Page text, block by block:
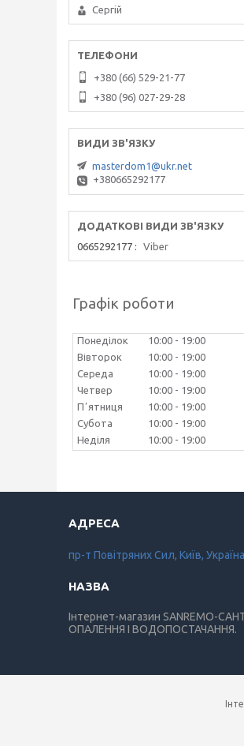
Сергiй
+380 (66) 529-21-77
+380 (96) 027-29-28
masterdom1@ukr.net
+380665292177
0665292177 Viber
Графік роботи
Понеділок 10:00
19:00
Вівторок
10:00
19:00
Середа
10:00
19:00
Четвер
10:00
19:00
Пʼятниця
10:00
19:00
Субота
10:00
19:00
Неділя
10:00 19:00
пр-т Повiтряних Сил, Київ, Україна
Інтернет-магазин SANREMO-
ОПАЛЕННЯ І ВОДОПОСТАЧАННЯ.